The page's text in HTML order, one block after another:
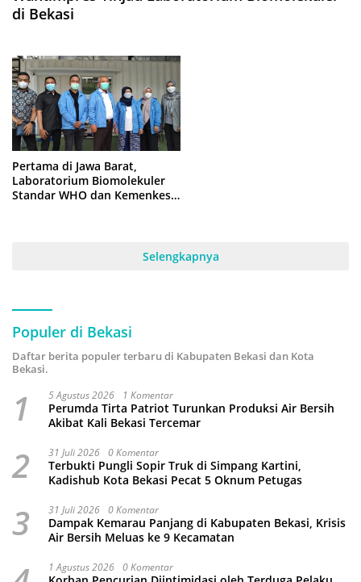
di Bekasi
Pertama di Jawa Barat,
Laboratorium Biomolekuler
Standar WHO dan Kemenkes
Selengkapnya
Populer di Bekasi
Daftar berita populer terbaru di Kabupaten Bekasi dan Kota
Bekasi.
1 5 Agustus 2026 1 Komentar
Perumda Tirta Patriot Turunkan Produksi Air Bersih
Akibat Kali Bekasi Tercemar
2 31 Juli 2026 0 Komentar
Terbukti Pungli Sopir Truk di Simpang Kartini,
Kadishub Kota Bekasi Pecat 5 Oknum Petugas
3 31 Juli 2026 0 Komentar
Dampak Kemarau Panjang di Kabupaten Bekasi, Krisis
Air Bersih Meluas ke 9 Kecamatan
1 Agustus 2026 0 Komentar